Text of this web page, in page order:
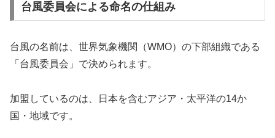
台風委員会による命名の仕組み
台風の名前は、世界気象機関（WMO）の下部組織である
「台風委員会」で決められます。
加盟しているのは、日本を含むアジア・太平洋の14か
国・地域です。